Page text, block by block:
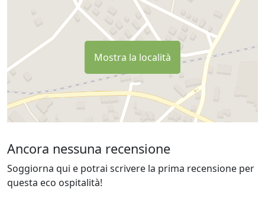
Mostra la località
Ancora nessuna recensione
Soggiorna qui e potrai scrivere la prima recensione per
questa eco ospitalità!